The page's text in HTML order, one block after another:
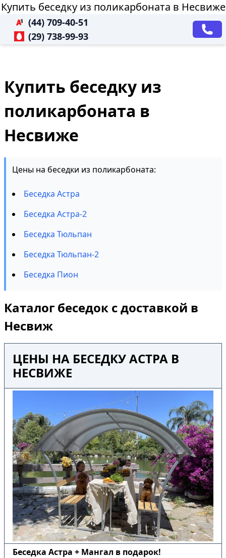
Купить беседку из поликарбоната в Несвиже
(44) 709-40-51
(29) 738-99-93
Купить беседку из
поликарбоната в
Несвиже
Цены на беседки из поликарбоната:
Беседка Астра
Беседка Астра-2
Беседка Тюльпан
Беседка Тюльпан-2
Беседка Пион
Каталог беседок с доставкой в
Несвиж
ЦЕНЫ НА БЕСЕДКУ АСТРА В
НЕСВИЖЕ
Беседка Астра + Мангал в подарок!